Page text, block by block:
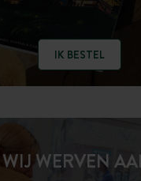
IK BESTEL
WIJ WERVEN